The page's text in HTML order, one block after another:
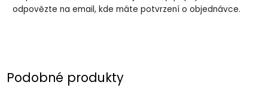
odpovězte na email, kde máte potvrzení o objednávce.
Podobné produkty